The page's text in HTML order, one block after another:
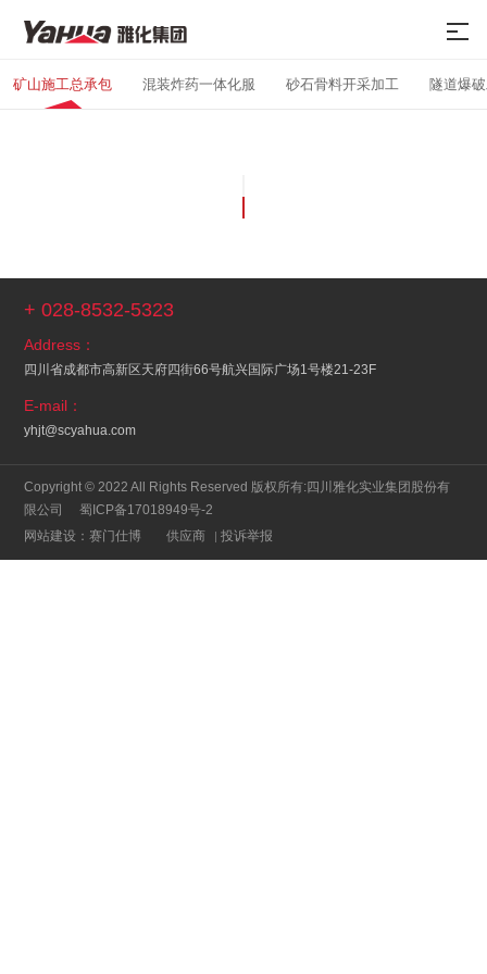
矿山施工总承包 混装炸药一体化服 砂石骨料开采加工 隧道爆
+ 028-8532-5323
Address：
四川省成都市高新区天府四街66号航兴国际广场1号楼21-23F
E-mail：
yhjt@scyahua.com
Copyright © 2022 All Rights Reserved 版权所有:四川雅化实业集团股份有
限公司蜀ICP备17018949号-2
网站建设：赛门仕博
供应商 投诉举报